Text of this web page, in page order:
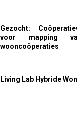
Gezocht:
voor mapping
wooncoöperaties
Living Lab Hybride